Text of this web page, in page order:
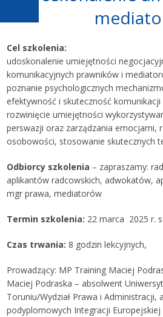
Cel szkolenia:
udoskonalenie umiejętności
komunikacyjnych prawników i
poznanie psychologicznych
efektywność i skuteczność komunikacji
rozwinięcie umiejętności
perswazji oraz zarządzania emocjami,
osobowości, stosowanie skutecznych
Odbiorcy szkolenia – zapraszamy:
aplikantów radcowskich, adwokatów,
mgr prawa, mediatorów
Termin szkolenia: 22 marca 2025 r.
Czas trwania: 8 godzin lekcyjnych,
Prowadzący: MP Training Maciej
Maciej Podraska – absolwent
Toruniu/Wydział Prawa i Administracji,
podyplomowych Integracji